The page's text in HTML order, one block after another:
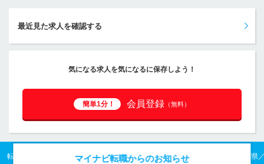
最近見た求人を確認する
気になる求人を気になるに保存しよう！
簡単1分！ 会員登録 （無料）
転職TOP 関西の転職・求人情報TOP 滋賀県の転職・求人情報TOP 滋賀県
マイナビ転職からのお知らせ